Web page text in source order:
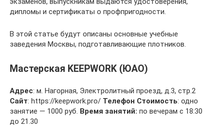
дипломы и сертификаты о профпригодности.
В этой статье будут описаны основные учебные
заведения Москвы, подготавливающие плотников.
Мастерская KEEPWORK (ЮАО)
Адрес: м. Нагорная, Электролитный проезд, д.3, стр.2
Сайт: https://keepwork.pro/ Телефон Стоимость: одно
занятие — 1000 руб. Время занятий: по вечерам с 18:30
до 21.30